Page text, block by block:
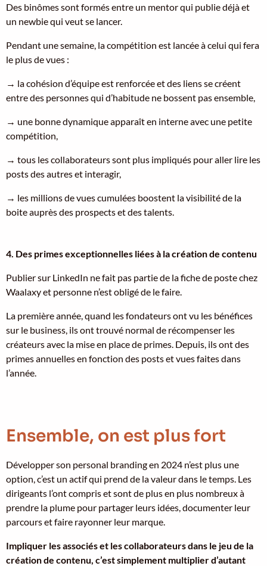
Des binômes sont formés entre un mentor qui publie déjà et
un newbie qui veut se lancer.
Pendant une semaine, la compétition est lancée à celui qui fera
le plus de vues :
→ la cohésion d’équipe est renforcée et des liens se créent
entre des personnes qui d’habitude ne bossent pas ensemble,
→ une bonne dynamique apparaît en interne avec une petite
compétition,
→ tous les collaborateurs sont plus impliqués pour aller lire les
posts des autres et interagir,
→ les millions de vues cumulées boostent la visibilité de la
boite auprès des prospects et des talents.
4. Des primes exceptionnelles liées à la création de contenu
Publier sur LinkedIn ne fait pas partie de la fiche de poste chez
Waalaxy et personne n’est obligé de le faire.
La première année, quand les fondateurs ont vu les bénéfices
sur le business, ils ont trouvé normal de récompenser les
créateurs avec la mise en place de primes. Depuis, ils ont des
primes annuelles en fonction des posts et vues faites dans
l’année.
Ensemble, on est plus fort
Développer son personal branding en 2024 n’est plus une
option, c’est un actif qui prend de la valeur dans le temps. Les
dirigeants l’ont compris et sont de plus en plus nombreux à
prendre la plume pour partager leurs idées, documenter leur
parcours et faire rayonner leur marque.
Impliquer les associés et les collaborateurs dans le jeu de la
création de contenu, c’est simplement multiplier d’autant